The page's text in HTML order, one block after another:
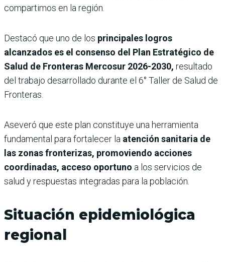
compartimos en la región.
Destacó que uno de los principales logros
alcanzados es el consenso del Plan Estratégico de
Salud de Fronteras Mercosur 2026-2030, resultado
del trabajo desarrollado durante el 6° Taller de Salud de
Fronteras.
Aseveró que este plan constituye una herramienta
fundamental para fortalecer la atención sanitaria de
las zonas fronterizas, promoviendo acciones
coordinadas, acceso oportuno a los servicios de
salud y respuestas integradas para la población.
Situación epidemiológica
regional